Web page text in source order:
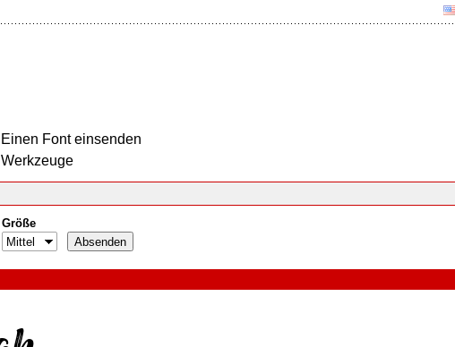
Einen Font einsenden
Werkzeuge
Größe